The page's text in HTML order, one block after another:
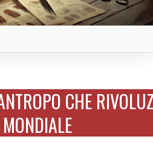
CHE
MONDIALE